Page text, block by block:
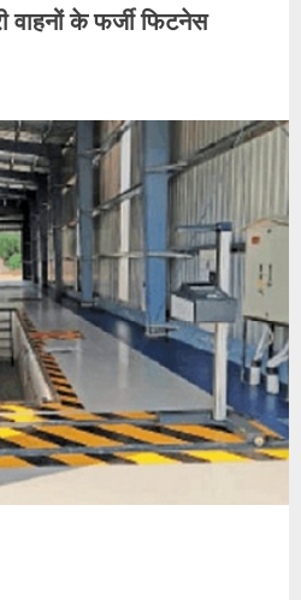
वाहनों के फर्जी फिटनेस